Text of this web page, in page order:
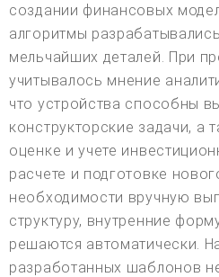
создании финансовых
алгоритмы
мельчайших деталей. При
учитывалось мнение
что устройства способны
конструкторские задачи, а
оценке и учете
расчете и подготовке
необходимости вручную
структуру, внутренние
решаются автоматически.
разработанных шаблонов